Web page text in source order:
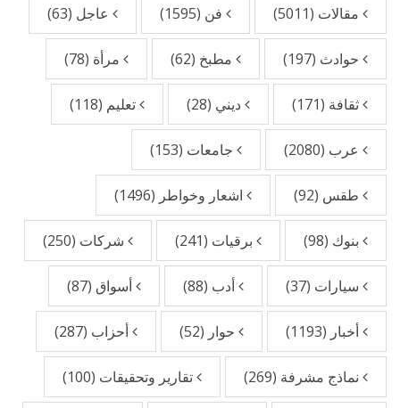
مقالات (5011) فن (1595) عاجل (63)
حوادث (197) مطبخ (62) مرأة (78)
ثقافة (171) ديني (28) تعليم (118)
عرب (2080) جامعات (153)
طقس (92) اشعار وخواطر (1496)
بنوك (98) برقيات (241) شركات (250)
سيارات (37) أدب (88) أسواق (87)
أخبار (1193) حوار (52) أحزاب (287)
نماذج مشرفة (269) تقارير وتحقيقات (100)